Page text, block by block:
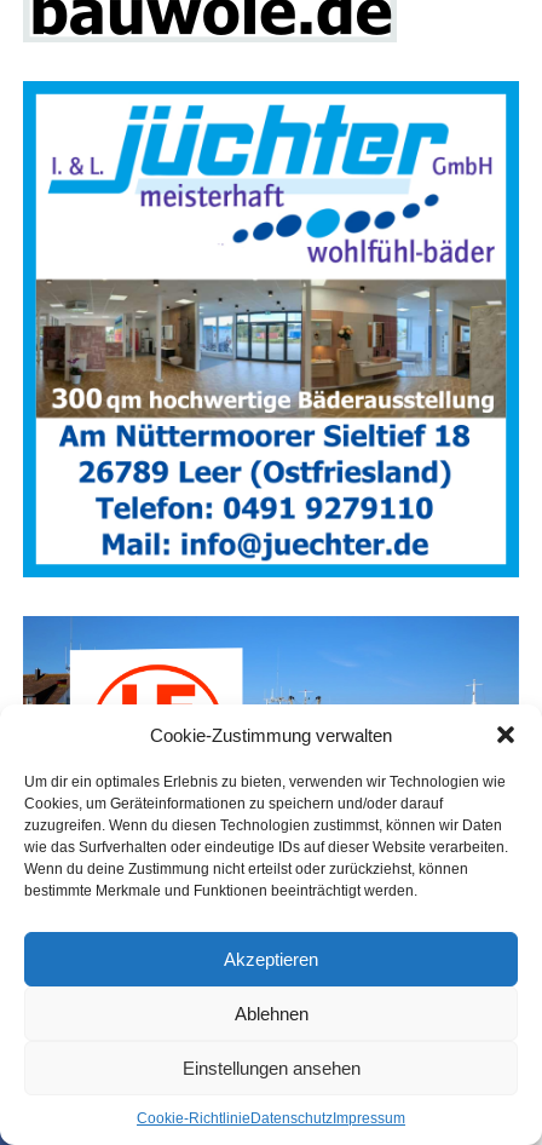
Cookie-Zustimmung verwalten
Um dir ein optimales Erlebnis zu bieten, verwenden wir Technologien wie
Cookies, um Geräteinformationen zu speichern und/oder darauf
zuzugreifen. Wenn du diesen Technologien zustimmst, können wir Daten
wie das Surfverhalten oder eindeutige IDs auf dieser Website verarbeiten.
Wenn du deine Zustimmung nicht erteilst oder zurückziehst, können
bestimmte Merkmale und Funktionen beeinträchtigt werden.
Akzeptieren
Ablehnen
Einstellungen ansehen
Coo­kie-Richt­li­nie Daten­schutz Impres­sum
SHARE TWEET
Filialen: